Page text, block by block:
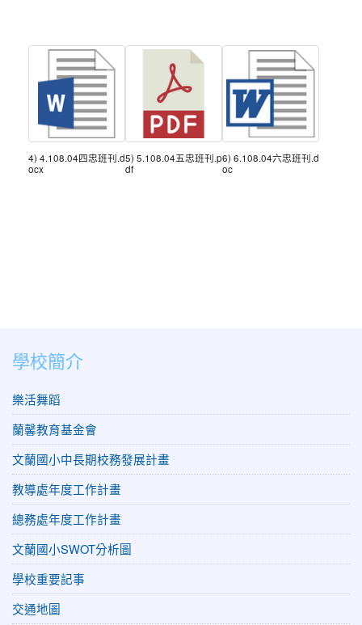
4) 4.108.04四忠班刊.d
ocx
5) 5.108.04五忠班刊.p
df
6) 6.108.04六忠班刊.d
oc
學校簡介
樂活舞蹈
蘭馨教育基金會
文蘭國小中長期校務發展計畫
教導處年度工作計畫
總務處年度工作計畫
文蘭國小SWOT分析圖
學校重要記事
交通地圖